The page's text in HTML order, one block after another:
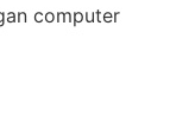
computer